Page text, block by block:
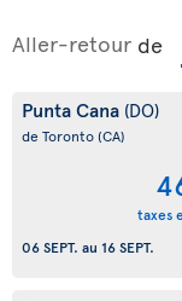
Aller-retour de
Punta Cana (DO)
de Toronto(CA)
taxes
06 SEPT. au 16 SEPT.